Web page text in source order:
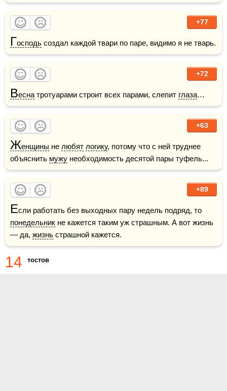
+77
Господь создал каждой твари по паре, видимо я не тварь.
+72
Весна тротуарами строит всех парами, слепит глаза…
+63
Женщины не любят логику, потому что с ней труднее
объяснить мужу необходимость десятой пары туфель...
+89
Е
понедельник не кажется таким уж страшным. А вот жизнь
— да, жизнь страшной кажется.
14 тостов